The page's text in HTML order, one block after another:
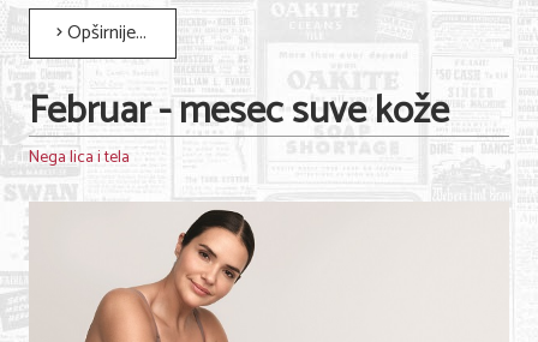
Opširnije...
Februar - mesec suve kože
Nega lica i tela